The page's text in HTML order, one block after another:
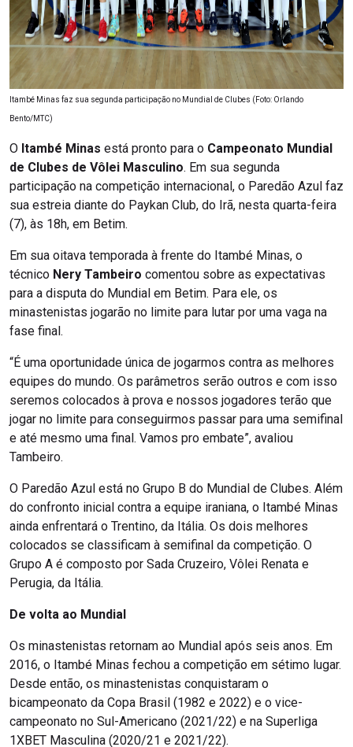
Itambé Minas faz sua segunda participação no Mundial de Clubes (Foto: Orlando
Bento/MTC)
O Itambé Minas está pronto para o Campeonato Mundial
de Clubes de Vôlei Masculino. Em sua segunda
participação na competição internacional, o Paredão Azul faz
sua estreia diante do Paykan Club, do Irã, nesta quarta-feira
(7), às 18h, em Betim.
Em sua oitava temporada à frente do Itambé Minas, o
técnico Nery Tambeiro comentou sobre as expectativas
para a disputa do Mundial em Betim. Para ele, os
minastenistas jogarão no limite para lutar por uma vaga na
fase final.
“É uma oportunidade única de jogarmos contra as melhores
equipes do mundo. Os parâmetros serão outros e com isso
seremos colocados à prova e nossos jogadores terão que
jogar no limite para conseguirmos passar para uma semifinal
e até mesmo uma final. Vamos pro embate”, avaliou
Tambeiro.
O Paredão Azul está no Grupo B do Mundial de Clubes. Além
do confronto inicial contra a equipe iraniana, o Itambé Minas
ainda enfrentará o Trentino, da Itália. Os dois melhores
colocados se classificam à semifinal da competição. O
Grupo A é composto por Sada Cruzeiro, Vôlei Renata e
Perugia, da Itália.
De volta ao Mundial
Os minastenistas retornam ao Mundial após seis anos. Em
2016, o Itambé Minas fechou a competição em sétimo lugar.
Desde então, os minastenistas conquistaram o
bicampeonato da Copa Brasil (1982 e 2022) e o vice-
campeonato no Sul-Americano (2021/22) e na Superliga
1XBET Masculina (2020/21 e 2021/22).